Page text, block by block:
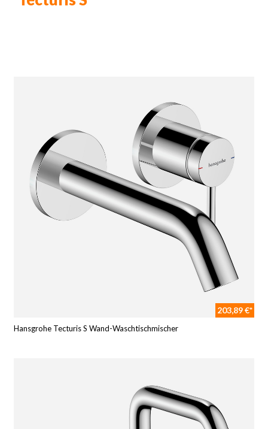
203,89 €*
Hansgrohe Tecturis S Wand-Waschtischmischer